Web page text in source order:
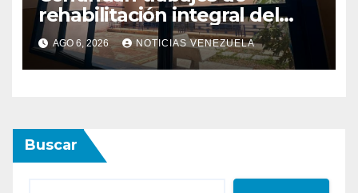
rehabilitación integral del
Hospital El Algodonal en
Caracas
AGO 6, 2026 NOTICIAS VENEZUELA
Buscar